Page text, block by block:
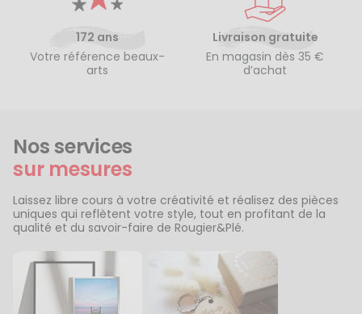
172 ans
Votre référence beaux-
arts
Livraison gratuite
En magasin dès 35 €
d’achat
Nos services
sur mesures
Laissez libre cours à votre créativité et réalisez des pièces
uniques qui reflètent votre style, tout en profitant de la
qualité et du savoir-faire de Rougier&Plé.